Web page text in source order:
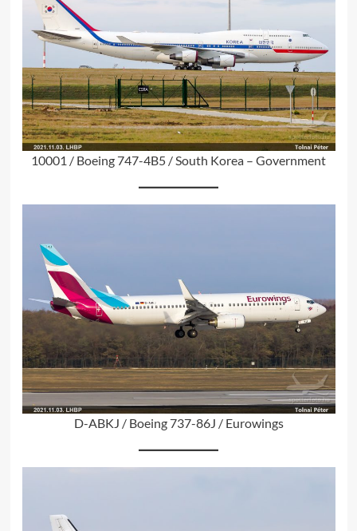
10001 / Boeing 747-4B5 / South Korea – Government
D-ABKJ / Boeing 737-86J / Eurowings